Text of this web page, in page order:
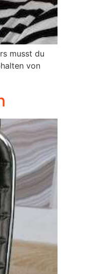
musst du
von